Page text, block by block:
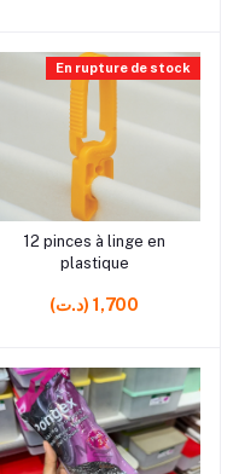
rrrrrr0
En rupture de stock
Ajouter au panier
12 pinces à linge en
plastique
(د.ت) 1,700